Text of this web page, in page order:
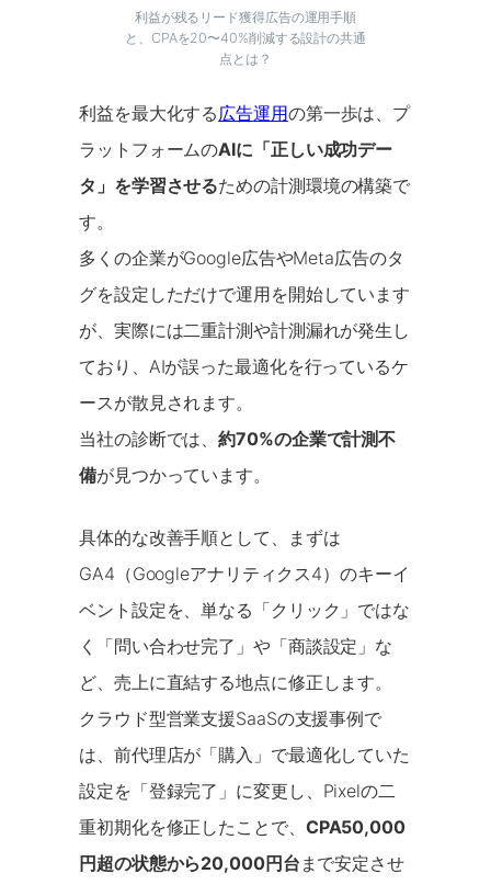
利益が残るリード獲得広告の運用手順
と、CPAを20〜40%削減する設計の共通
点とは？
利益を最大化する 広告運用の第一歩は、プ
ラットフォームのAIに「正しい成功デー
タ」を学習させるための計測環境の構築で
す。
多くの企業がGoogle広告やMeta広告のタ
グを設定しただけで運用を開始しています
が、実際には二重計測や計測漏れが発生し
ており、AIが誤った最適化を行っているケ
ースが散見されます。
当社の診断では、約70%の企業で計測不
備が見つかっています。
具体的な改善手順として、まずは
GA4（Googleアナリティクス4）のキーイ
ベント設定を、単なる「クリック」ではな
く「問い合わせ完了」や「商談設定」な
ど、売上に直結する地点に修正します。
クラウド型営業支援SaaSの支援事例で
は、前代理店が「購入」で最適化していた
設定を「登録完了」に変更し、Pixelの二
重初期化を修正したことで、 CPA50,000
円超の状態から20,000円台 まで安定させ